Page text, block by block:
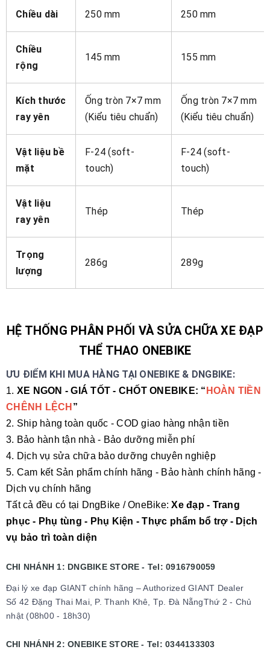
Chiều dài 250 mm 250 mm
Chiều
rộng
145 mm 155 mm
Kích thước
ray yên
Ống tròn 7×7 mm
(Kiểu tiêu chuẩn)
Ống tròn 7×7 mm
(Kiểu tiêu chuẩn)
Vật liệu bề
mặt
F-24 (soft-
touch)
F-24 (soft-
touch)
Vật liệu
ray yên
Thép Thép
Trọng
lượng
286g 289g
HỆ THỐNG PHÂN PHỐI VÀ SỬA CHỮA XE ĐẠP
THỂ THAO ONEBIKE
ƯU ĐIỂM KHI MUA HÀNG TẠI ONEBIKE & DNGBIKE:
1. XE NGON - GIÁ TỐT - CHỐT ONEBIKE: “ HOÀN TIỀN
CHÊNH LỆCH ”
2. Ship hàng toàn quốc - COD giao hàng nhận tiền
3. Bảo hành tận nhà - Bảo dưỡng miễn phí
4. Dịch vụ sửa chữa bảo dưỡng chuyên nghiệp
5. Cam kết Sản phẩm chính hãng - Bảo hành chính hãng -
Dịch vụ chính hãng
Tất cả đều có tại DngBike / OneBike: Xe đạp - Trang
phục - Phụ tùng - Phụ Kiện - Thực phẩm bổ trợ - Dịch
vụ bảo trì toàn diện
CHI NHÁNH 1: DNGBIKE STORE - Tel: 0916790059
Đại lý xe đạp GIANT chính hãng – Authorized GIANT Dealer
Số 42 Đặng Thai Mai, P. Thanh Khê, Tp. Đà NẵngThứ 2 - Chủ
nhật (08h00 - 18h30)
CHI NHÁNH 2: ONEBIKE STORE - Tel: 0344133303